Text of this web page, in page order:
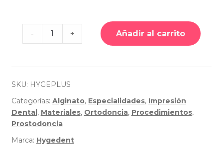
Cantidad
de
Alginato
- + Añadir al carrito
SKU: HYGEPLUS
Categorías: Alginato, Especialidades, Impresión
Dental, Materiales, Ortodoncia, Procedimientos,
Prostodoncia
Marca: Hygedent